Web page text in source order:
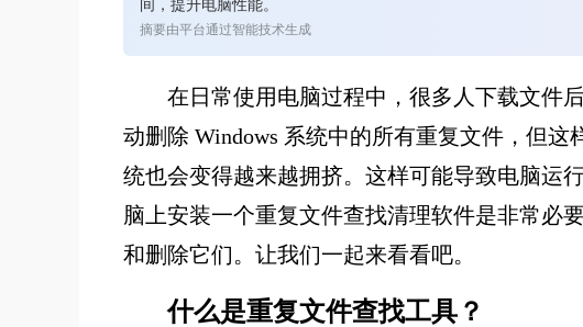
间，提升电脑性能。
摘要由平台通过智能技术生成
在日常使用电脑过程中，很多人下载文件
动删除 Windows 系统中的所有重复文件，但
统也会变得越来越拥挤。这样可能导致电脑运
脑上安装一个重复文件查找清理软件是非常必
和删除它们。让我们一起来看看吧。
什么是重复文件查找工具？